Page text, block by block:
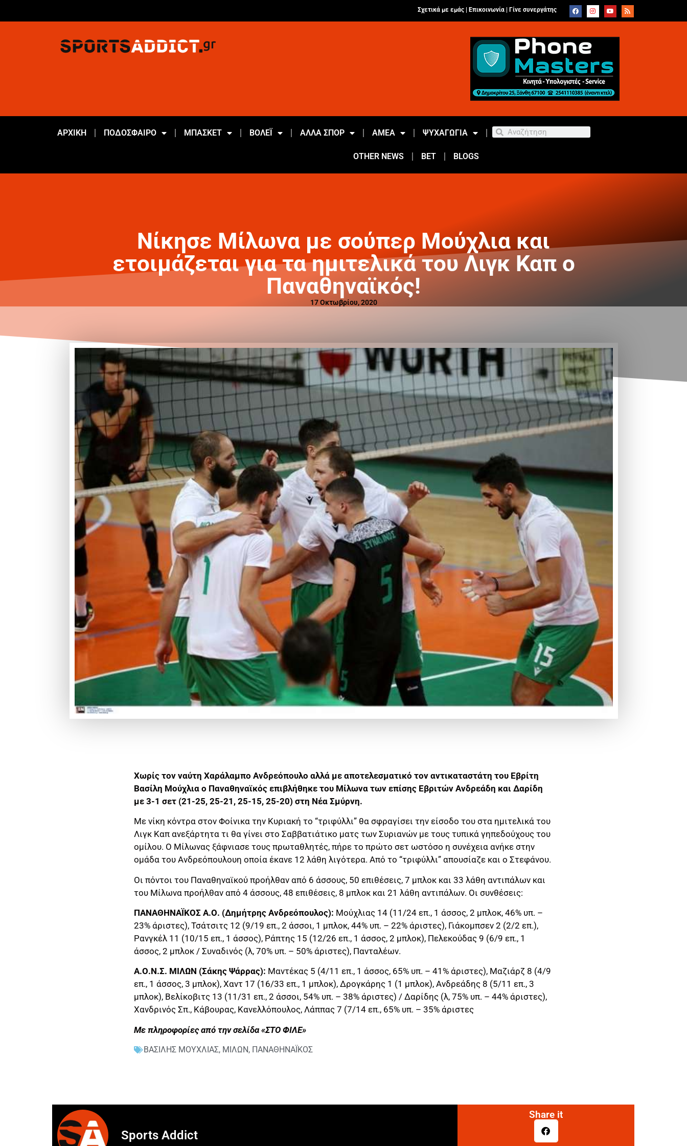
Σχετικά με εμάς | Επικοινωνία Γίνε συνεργάτης
ΑΡΧΙΚΗ ΠΟΔΟΣΦΑΙΡΟ ΜΠΑΣΚΕΤ ΒΟΛΕΪ ΑΛΛΑ ΣΠΟΡ ΑΜΕΑ ΨΥΧΑΓΩΓΙΑ
OTHER NEWS BET BLOGS
Νίκησε Μίλωνα με σούπερ Μούχλια και
ετοιμάζεται για τα ημιτελικά του Λιγκ Καπ ο
Παναθηναϊκός!
17 Οκτωβρίου, 2020
Χωρίς τον ναύτη Χαράλαμπο Ανδρεόπουλο αλλά με αποτελεσματικό τον αντικαταστάτη του Εβρίτη
Βασίλη Μούχλια ο Παναθηναϊκός επιβλήθηκε του Μίλωνα των επίσης Εβριτών Ανδρεάδη και Δαρίδη
με 3-1 σετ (21-25, 25-21, 25-15, 25-20) στη Νέα Σμύρνη.
Με νίκη κόντρα στον Φοίνικα την Κυριακή το “τριφύλλι” θα σφραγίσει την είσοδο του στα ημιτελικά του
Λιγκ Καπ ανεξάρτητα τι θα γίνει στο Σαββατιάτικο ματς των Συριανών με τους τυπικά γηπεδούχους του
ομίλου. Ο Μίλωνας ξάφνιασε τους πρωταθλητές, πήρε το πρώτο σετ ωστόσο η συνέχεια ανήκε στην
ομάδα του Ανδρεόπουλουη οποία έκανε 12 λάθη λιγότερα. Από το “τριφύλλι” απουσίαζε και ο Στεφάνου.
Οι πόντοι του Παναθηναϊκού προήλθαν από 6 άσσους, 50 επιθέσεις, 7 μπλοκ και 33 λάθη αντιπάλων και
του Μίλωνα προήλθαν από 4 άσσους, 48 επιθέσεις, 8 μπλοκ και 21 λάθη αντιπάλων. Οι συνθέσεις:
ΠΑΝΑΘΗΝΑΪΚΟΣ Α.Ο. (Δημήτρης Ανδρεόπουλος): Μούχλιας 14 (11/24 επ., 1 άσσος, 2 μπλοκ, 46% υπ. –
23% άριστες), Τσάτσιτς 12 (9/19 επ., 2 άσσοι, 1 μπλοκ, 44% υπ. – 22% άριστες), Γιάκομπσεν 2 (2/2 επ.),
Ρανγκέλ 11 (10/15 επ., 1 άσσος), Ράπτης 15 (12/26 επ., 1 άσσος, 2 μπλοκ), Πελεκούδας 9 (6/9 επ., 1
άσσος, 2 μπλοκ / Συναδινός (λ, 70% υπ. – 50% άριστες), Πανταλέων.
Α.Ο.Ν.Σ. ΜΙΛΩΝ (Σάκης Ψάρρας): Μαντέκας 5 (4/11 επ., 1 άσσος, 65% υπ. – 41% άριστες), Μαζιάρζ 8 (4/9
επ., 1 άσσος, 3 μπλοκ), Χαντ 17 (16/33 επ., 1 μπλοκ), Δρογκάρης 1 (1 μπλοκ), Ανδρεάδης 8 (5/11 επ., 3
μπλοκ), Βελίκοβιτς 13 (11/31 επ., 2 άσσοι, 54% υπ. – 38% άριστες) / Δαρίδης (λ, 75% υπ. – 44% άριστες),
Χανδρινός Σπ., Κάβουρας, Κανελλόπουλος, Λάππας 7 (7/14 επ., 65% υπ. – 35% άριστες
Με πληροφορίες από την σελίδα «ΣΤΟ ΦΙΛΕ»
ΒΑΣΙΛΗΣ ΜΟΥΧΛΙΑΣ, ΜΙΛΩΝ, ΠΑΝΑΘΗΝΑΪΚΟΣ
Sports Addict
Share it